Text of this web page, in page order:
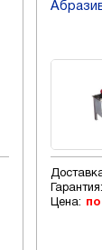
Гарантия:
Цена: